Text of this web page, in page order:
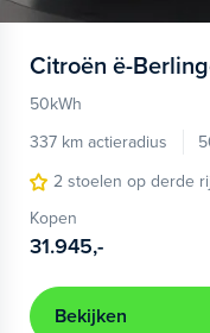
Citroën ë-
50kWh
337 km actieradius
2 stoelen op derde rij
Kopen
31.945,-
Bekijken